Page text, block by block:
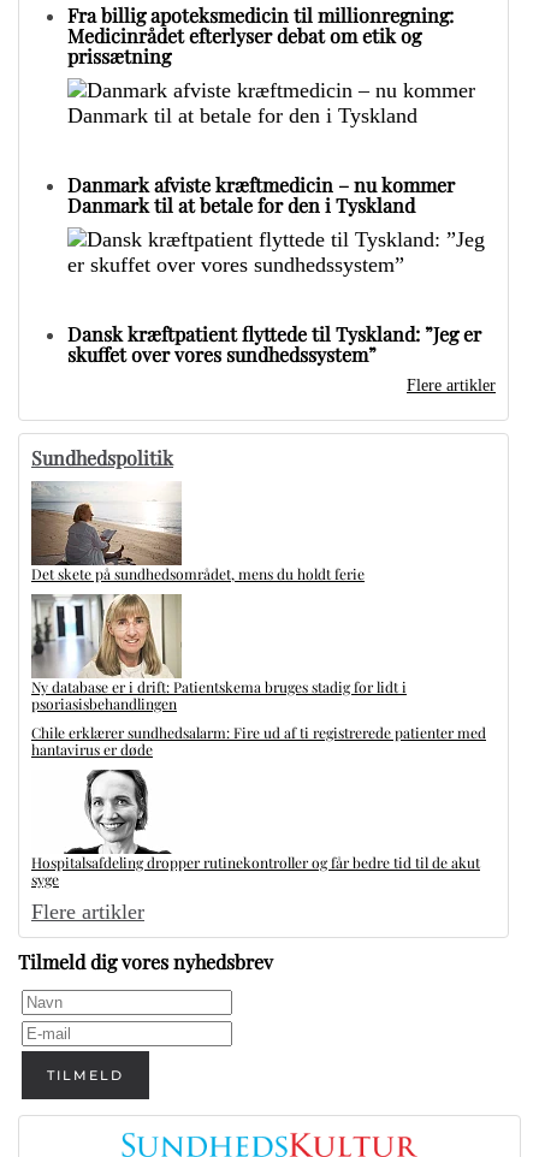
Fra billig apoteksmedicin til millionregning:
Medicinrådet efterlyser debat om etik og
prissætning
Danmark afviste kræftmedicin – nu kommer
Danmark til at betale for den i Tyskland
Dansk kræftpatient flyttede til Tyskland: ”Jeg er
skuffet over vores sundhedssystem”
Flere artikler
Sundhedspolitik
Det skete på sundhedsområdet, mens du holdt ferie
Ny database er i drift: Patientskema bruges stadig for lidt i
psoriasisbehandlingen
Chile erklærer sundhedsalarm: Fire ud af ti registrerede patienter med
hantavirus er døde
Hospitalsafdeling dropper rutinekontroller og får bedre tid til de akut
syge
Flere artikler
Tilmeld dig vores nyhedsbrev
TILMELD